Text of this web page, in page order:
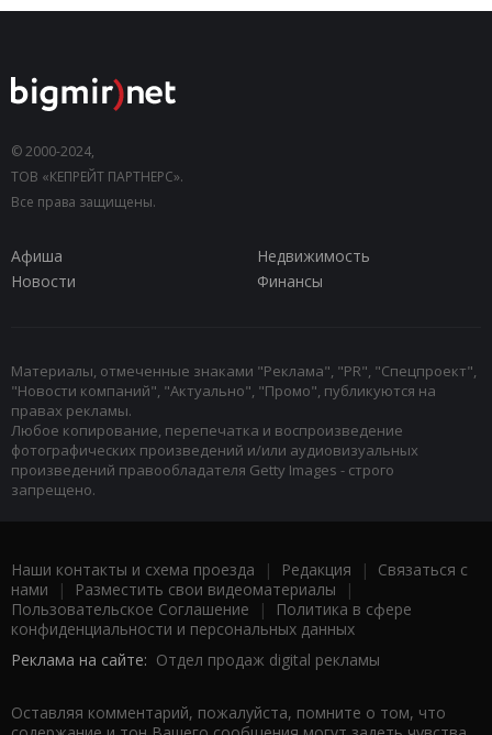
© 2000-2024,
ТОВ «КЕПРЕЙТ ПАРТНЕРС».
Все права защищены.
Афиша
Недвижимость
Новости
Финансы
Материалы, отмеченные знаками "Реклама", "PR", "Спецпроект",
"Новости компаний", "Актуально", "Промо", публикуются на
правах рекламы.
Любое копирование, перепечатка и воспроизведение
фотографических произведений и/или аудиовизуальных
произведений правообладателя Getty Images - строго
запрещено.
Наши контакты и схема проезда | Редакция | Связаться с
нами | Разместить свои видеоматериалы |
Пользовательское Соглашение |
Политика в сфере
конфиденциальности и персональных данных
Реклама на сайте: Отдел продаж digital рекламы
Оставляя комментарий, пожалуйста, помните о том, что